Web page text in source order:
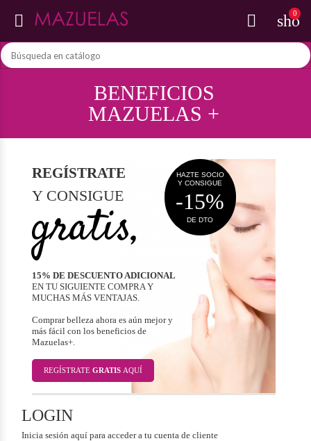
 0

BENEFICIOS
MAZUELAS +
REGÍSTRATE
Y CONSIGUE
gratis,
HAZTE SOCIO
Y CONSIGUE
-15%
DE DTO
15% DE DESCUENTO ADICIONAL
EN TU SIGUIENTE COMPRA Y
MUCHAS MÁS VENTAJAS.
Comprar belleza ahora es aún mejor y
más fácil con los beneficios de
Mazuelas+.
REGÍSTRATEGRATIS AQUÍ
LOGIN
Inicia sesión aquí para acceder a tu cuenta de cliente